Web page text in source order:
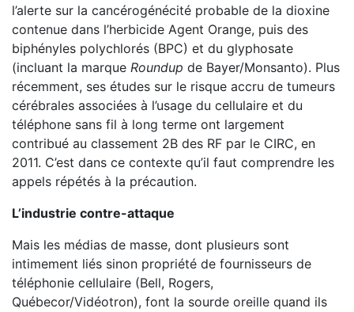
l’alerte sur la cancérogénécité probable de la dioxine
contenue dans l’herbicide Agent Orange, puis des
biphényles polychlorés (BPC) et du glyphosate
(incluant la marque Roundup de Bayer/Monsanto). Plus
récemment, ses études sur le risque accru de tumeurs
cérébrales associées à l’usage du cellulaire et du
téléphone sans fil à long terme ont largement
contribué au classement 2B des RF par le CIRC, en
2011. C’est dans ce contexte qu’il faut comprendre les
appels répétés à la précaution.
L’industrie contre-attaque
Mais les médias de masse, dont plusieurs sont
intimement liés sinon propriété de fournisseurs de
téléphonie cellulaire (Bell, Rogers,
Québecor/Vidéotron), font la sourde oreille quand ils